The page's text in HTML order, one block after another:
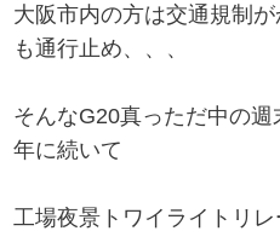
大阪市内の方は交通規制
も通行止め、、、
そんなG20真っただ中の
年に続いて
工場夜景トワイライトリ